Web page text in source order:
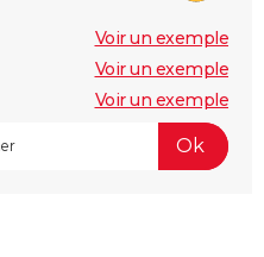
Voir un exemple
Voir un exemple
Voir un exemple